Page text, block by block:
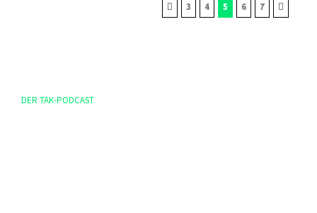
3 4 5 6 7
DER TAK-PODCAST